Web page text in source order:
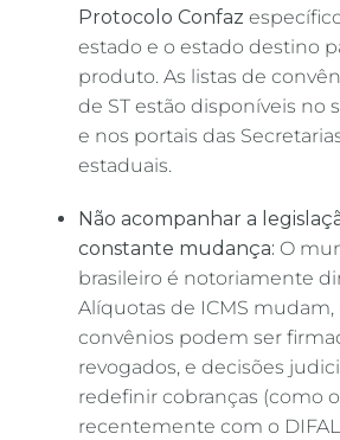
Protocolo Confaz
estado e o estado destino
produto. As listas de
de ST estão disponíveis no
e nos portais das
estaduais.
Não acompanhar a
constante mudança: O
brasileiro é notoriamente
Alíquotas de ICMS mudam,
convênios podem ser
revogados, e decisões
redefinir cobranças (como
recentemente com o